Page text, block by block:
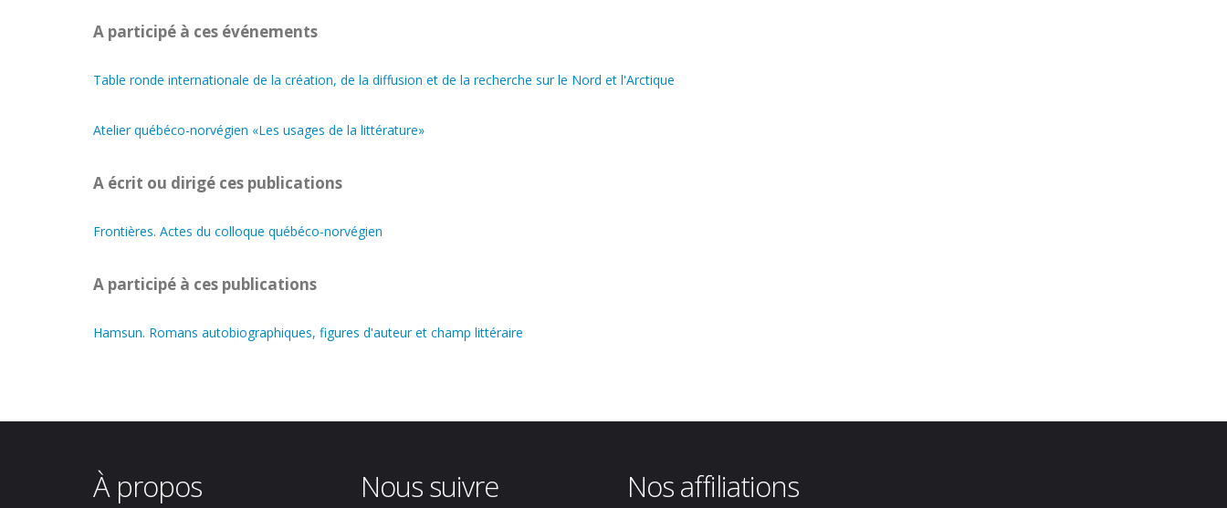
A participé à ces événements
Table ronde internationale de la création, de la diffusion et de la recherche sur le Nord et l'Arctique
Atelier québéco-norvégien «Les usages de la littérature»
A écrit ou dirigé ces publications
Frontières. Actes du colloque québéco-norvégien
A participé à ces publications
Hamsun. Romans autobiographiques, figures d'auteur et champ littéraire
À propos Nous suivre Nos affiliations